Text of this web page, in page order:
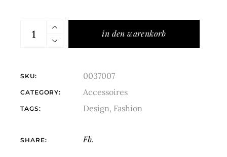
in den warenkorb
SKU: 0037007
CATEGORY: Accessoires
TAGS: Design, Fashion
SHARE: Fb.